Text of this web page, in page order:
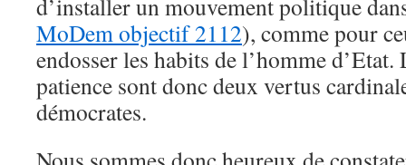
d’installer un mouvement politique
MoDem objectif 2112), comme pour
endosser les habits de l’homme d’Etat.
patience sont donc deux vertus
démocrates.